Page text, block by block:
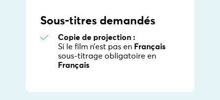
Sous-titres demandés
Copie de projection :
Si le film n’est pas en Français
sous-titrage obligatoire en
Français